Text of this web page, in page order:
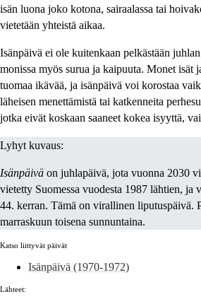
isän luona joko kotona, sairaalassa tai
vietetään yhteistä aikaa.
Isänpäivä ei ole kuitenkaan pelkästään
monissa myös surua ja kaipuuta. Monet isät
tuomaa ikävää, ja isänpäivä voi korostaa
läheisen menettämistä tai katkenneita
jotka eivät koskaan saaneet kokea isyyttä,
Lyhyt kuvaus:
Isänpäivä on juhlapäivä, jota vuonna 2030
vietetty Suomessa vuodesta 1987 lähtien, ja
44. kerran. Tämä on virallinen liputuspäivä.
marraskuun toisena sunnuntaina.
Katso liittyvät päivät
Isänpäivä (1970-1972)
Lähteet: